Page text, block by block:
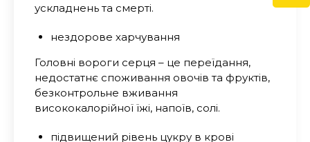
ускладнень та смерті.
нездорове харчування
Головні вороги серця – це переїдання,
недостатнє споживання овочів та фруктів,
безконтрольне вживання
висококалорійної їжі, напоїв, солі.
підвищений рівень цукру в крові